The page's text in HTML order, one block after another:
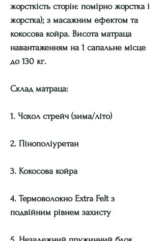
жорсткість сторін: помірно жорстка і
жорстка); з масажним ефектом та
кокосова койра. Висота матраца
навантаженням на 1 сапальне місце
до 130 кг.
Склад матраца:
1. Чохол стрейч (зима/літо)
2. Пінополіуретан
3. Кокосова койра
4. Термоволокно Extra Felt з
подвійним рівнем захисту